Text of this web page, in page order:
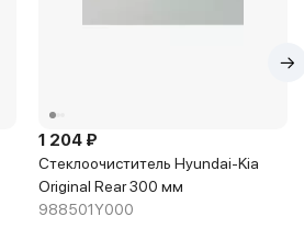
1 204 ₽
Стеклоочиститель Hyundai-Kia
Original Rear 300 мм
988501Y000